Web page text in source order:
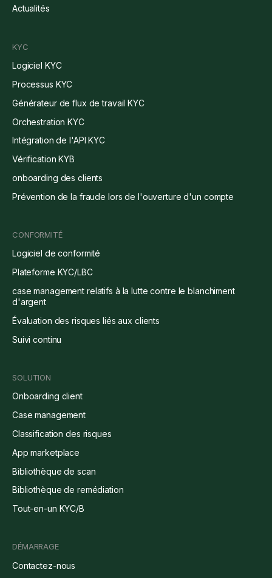
Actualités
KYC
Logiciel KYC
Processus KYC
Générateur de flux de travail KYC
Orchestration KYC
Intégration de l'API KYC
Vérification KYB
onboarding des clients
Prévention de la fraude lors de l'ouverture d'un compte
CONFORMITÉ
Logiciel de conformité
Plateforme KYC/LBC
case management relatifs à la lutte contre le blanchiment
d'argent
Évaluation des risques liés aux clients
Suivi continu
SOLUTION
Onboarding client
Case management
Classification des risques
App marketplace
Bibliothèque de scan
Bibliothèque de remédiation
Tout-en-un KYC/B
DÉMARRAGE
Contactez-nous